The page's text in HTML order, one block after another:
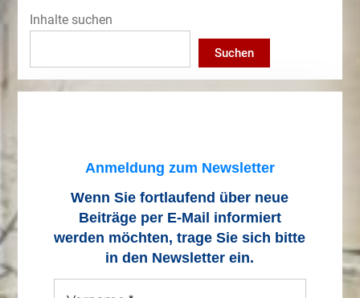
Inhalte suchen
Suchen
Anmeldung zum Newsletter
Wenn Sie fortlaufend über neue
Beiträge per E-Mail informiert
werden möchten, trage Sie sich bitte
in den Newsletter ein.